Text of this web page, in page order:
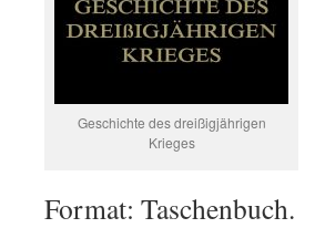
Geschichte des dreißigjährigen
Krieges
Format: Taschenbuch.